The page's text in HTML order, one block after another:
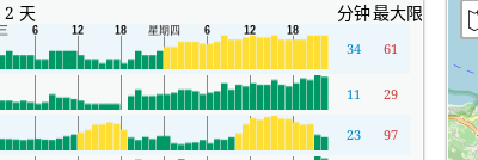
2 天 分钟最大限度
34 61
11 29
23 97